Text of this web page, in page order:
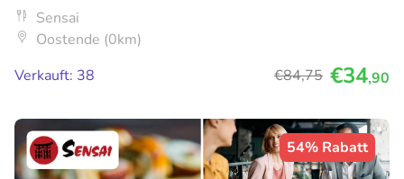
Sensai
Oostende (0km)
Verkauft: 38
€84,75 €34,90
54% Rabatt